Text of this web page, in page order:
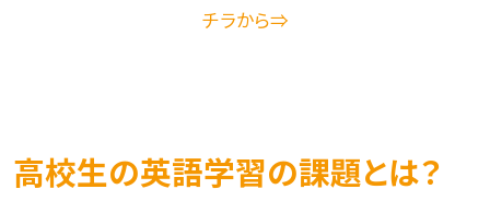
チラから⇒
高校生の英語学習の課題とは？